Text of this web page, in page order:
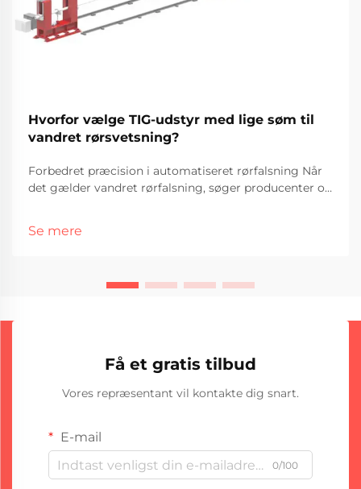
Hvorfor vælge TIG-udstyr med lige søm til
vandret rørsvetsning?
Forbedret præcision i automatiseret rørfalsning Når
det gælder vandret rørfalsning, søger producenter og
teknologier, Straight Seam TIG...
Se mere
Få et gratis tilbud
Vores repræsentant vil kontakte dig snart.
E-mail
0/100